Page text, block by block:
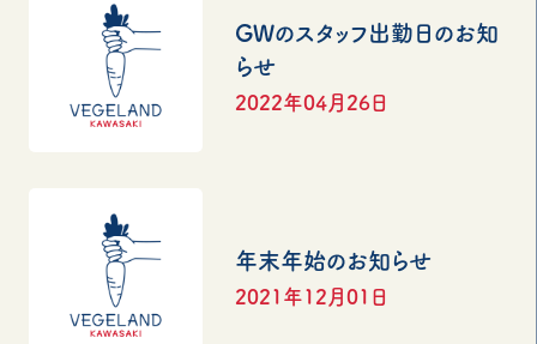
GWのスタッフ出勤日のお知
らせ
2022年04月26日
年末年始のお知らせ
2021年12月01日